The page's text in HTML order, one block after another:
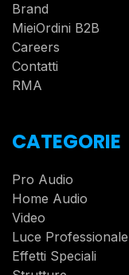
Brand
MieiOrdini B2B
Careers
Contatti
RMA
CATEGORIE
Pro Audio
Home Audio
Video
Luce Professionale
Effetti Speciali